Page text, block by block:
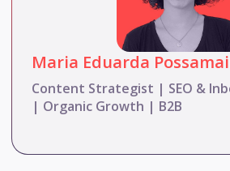
Maria Eduarda Possamai
Content Strategist | SEO &
| Organic Growth | B2B